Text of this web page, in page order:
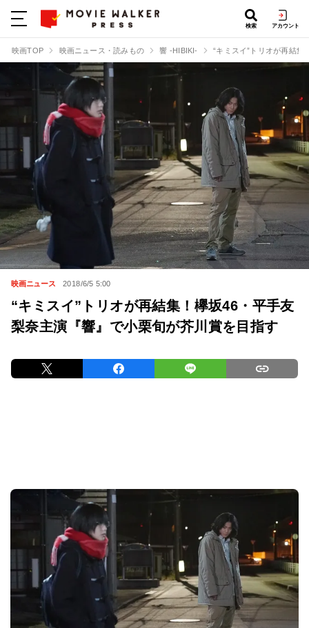
検索 アカウント
映画TOP 映画ニュース・読みもの 響 -HIBIKI- “キミスイ”トリオが再結
映画ニュース 2018/6/5 5:00
“キミスイ”トリオが再結集！欅坂46・平手友
梨奈主演『響』で小栗旬が芥川賞を目指す